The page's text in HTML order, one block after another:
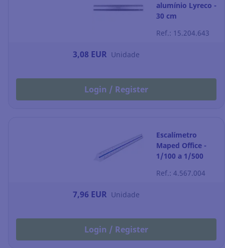
alumínio Lyreco -
30 cm
Ref.: 15.204.643
3,08 EUR Unidade
Login / Register
Escalímetro
Maped Office -
1/100 a 1/500
Ref.: 4.567.004
7,96 EUR Unidade
Login / Register